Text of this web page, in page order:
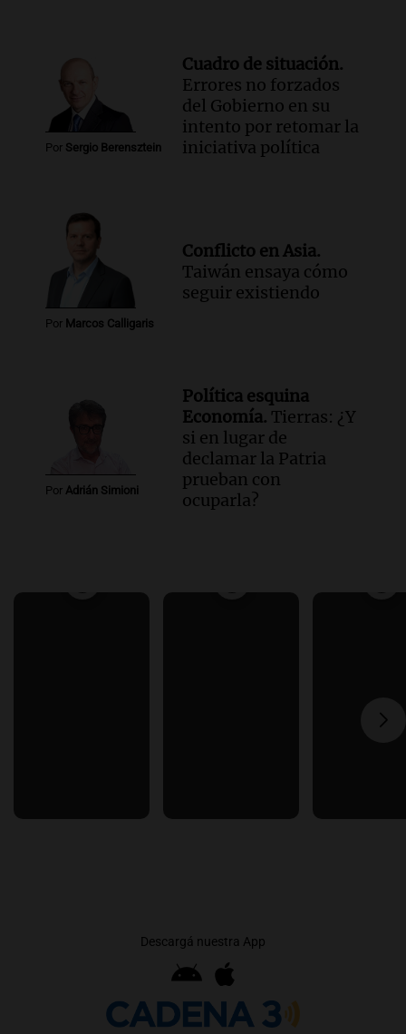
Por Sergio Berensztein
Cuadro de situación.
Errores no forzados
del Gobierno en su
intento por retomar la
iniciativa política
Por Marcos Calligaris
Conflicto en Asia.
Taiwán ensaya cómo
seguir existiendo
Por Adrián Simioni
Política esquina
Economía. Tierras: ¿Y
si en lugar de
declamar la Patria
prueban con
ocuparla?
Descargá nuestra App